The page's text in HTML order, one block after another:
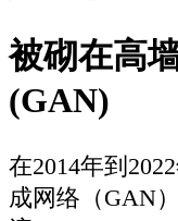
被砌在高
(GAN)
在2014年到
成网络（GAN